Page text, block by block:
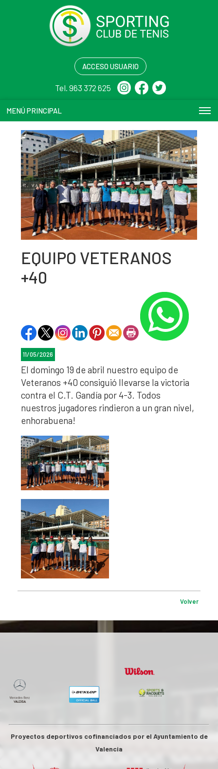
ACCESO USUARIO
Tel. 963 372 625
MENÚ PRINCIPAL
EQUIPO VETERANOS
+40
11/05/2026
El domingo 19 de abril nuestro equipo de
Veteranos +40 consiguió llevarse la victoria
contra el C.T. Gandía por 4-3. Todos
nuestros jugadores rindieron a un gran nivel,
enhorabuena!
Volver
Proyectos deportivos cofinanciados por el Ayuntamiento de
Valencia